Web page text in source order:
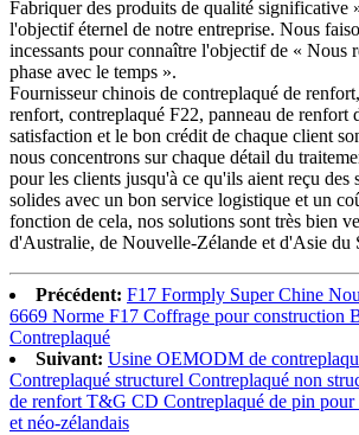
Fabriquer des produits de qualité significative
l'objectif éternel de notre entreprise. Nous
incessants pour connaître l'objectif de « Nous
phase avec le temps ».
Fournisseur chinois de contreplaqué de
renfort, contreplaqué F22, panneau de renfort
satisfaction et le bon crédit de chaque client
nous concentrons sur chaque détail du
pour les clients jusqu'à ce qu'ils aient reçu des
solides avec un bon service logistique et un
fonction de cela, nos solutions sont très bien
d'Australie, de Nouvelle-Zélande et d'Asie du
Précédent: F17 Formply Super Chine
6669 Norme F17 Coffrage pour construction
Contreplaqué
Suivant: Usine OEMODM de
Contreplaqué structurel Contreplaqué non
de renfort T&G CD Contreplaqué de pin pour
et néo-zélandais